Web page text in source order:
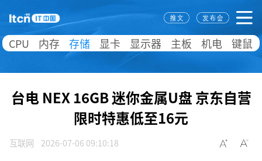
CPU 内存 存储 显卡 显示器 主板 机电 键鼠
台电 NEX 16GB 迷你金属U盘 京东自营
限时特惠低至16元
互联网 2026-07-06 09:10:18